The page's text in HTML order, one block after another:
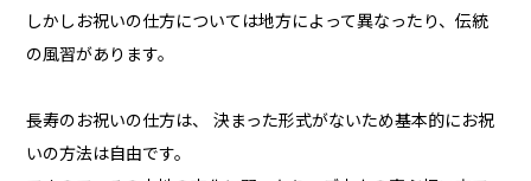
しかしお祝いの仕方については地方によって異なったり、伝統
の風習があります。
長寿のお祝いの仕方は、 決まった形式がないため基本的にお祝
いの方法は自由です。